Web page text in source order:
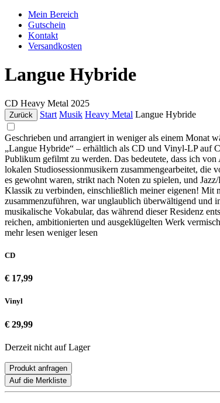
Mein Bereich
Gutschein
Kontakt
Versandkosten
Langue Hybride
CD Heavy Metal 2025
Zurück Start Musik Heavy Metal Langue Hybride
Geschrieben und arrangiert in weniger als einem Monat
„Langue Hybride“ – erhältlich als CD und Vinyl-LP auf
Publikum gefilmt zu werden. Das bedeutete, dass ich
lokalen Studiosessionmusikern zusammengearbeitet, die
es gewohnt waren, strikt nach Noten zu spielen, und
Klassik zu verbinden, einschließlich meiner eigenen! Mit
zusammenzuführen, war unglaublich überwältigend und
musikalische Vokabular, das während dieser Residenz
reichen, ambitionierten und ausgeklügelten Werk
mehr lesen weniger lesen
CD
€ 17,99
Vinyl
€ 29,99
Derzeit nicht auf Lager
Produkt anfragen
Auf die Merkliste